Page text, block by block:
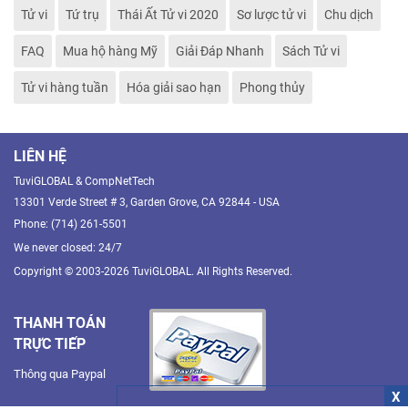
Tử vi Tứ trụ Thái Ất Tử vi 2020 Sơ lược tử vi Chu dịch
FAQ Mua hộ hàng Mỹ Giải Đáp Nhanh Sách Tử vi
Tử vi hàng tuần Hóa giải sao hạn Phong thủy
LIÊN HỆ
TuviGLOBAL & CompNetTech
13301 Verde Street # 3, Garden Grove, CA 92844 - USA
Phone: (714) 261-5501
We never closed: 24/7
Copyright © 2003-2026 TuviGLOBAL. All Rights Reserved.
THANH TOÁN
TRỰC TIẾP
Thông qua Paypal
X